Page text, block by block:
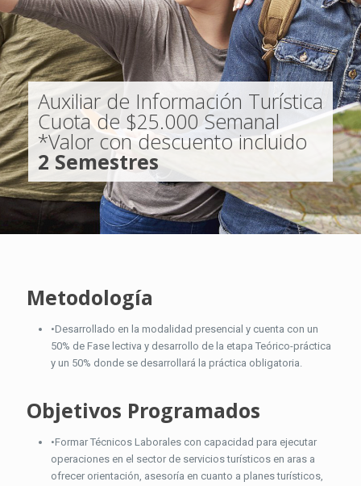
Auxiliar de Información Turística
Cuota de $25.000 Semanal
*Valor con descuento incluido
2 Semestres
Metodología
•Desarrollado en la modalidad presencial y cuenta con un
50% de Fase lectiva y desarrollo de la etapa Teórico-práctica
y un 50% donde se desarrollará la práctica obligatoria.
Objetivos Programados
•Formar Técnicos Laborales con capacidad para ejecutar
operaciones en el sector de servicios turísticos en aras a
ofrecer orientación, asesoría en cuanto a planes turísticos,